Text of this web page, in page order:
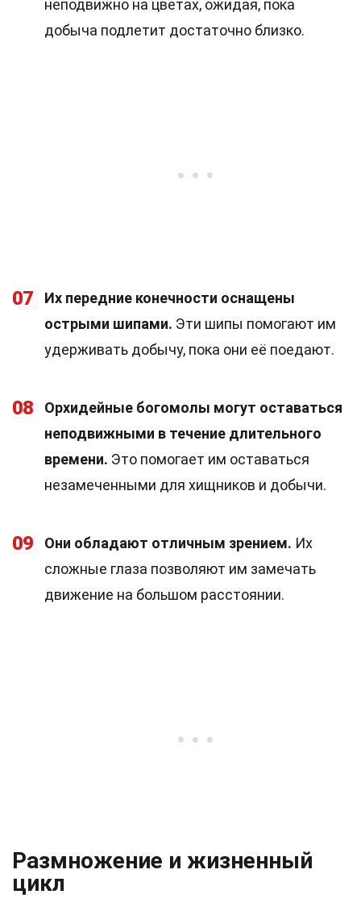
неподвижно на цветах, ожидая, пока
добыча подлетит достаточно близко.
07
Их передние конечности оснащены
острыми шипами. Эти шипы помогают им
удерживать добычу, пока они её поедают.
08
Орхидейные богомолы могут оставаться
неподвижными в течение длительного
времени. Это помогает им оставаться
незамеченными для хищников и добычи.
09 Они обладают отличным зрением. Их
сложные глаза позволяют им замечать
движение на большом расстоянии.
Размножение и жизненный
цикл